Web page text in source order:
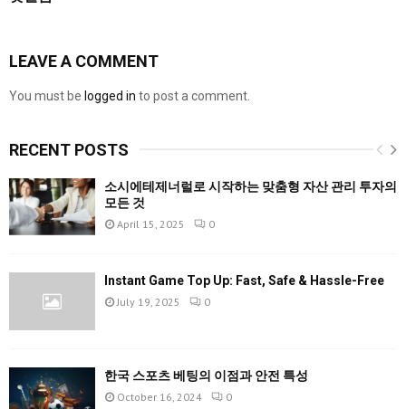
LEAVE A COMMENT
You must be logged in to post a comment.
RECENT POSTS
소시에테제너럴로 시작하는 맞춤형 자산 관리 투자의
모든 것
April 15, 2025 0
Instant Game Top Up: Fast, Safe & Hassle-Free
July 19, 2025 0
한국 스포츠 베팅의 이점과 안전 특성
October 16, 2024 0